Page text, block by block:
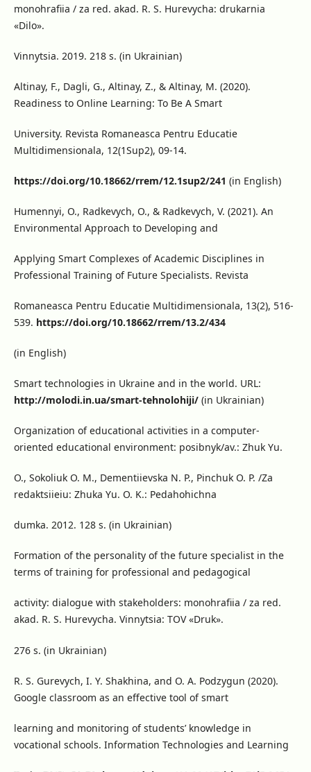
monohrafiia / za red. akad. R. S. Hurevycha: drukarnia
«Dilo».
Vinnytsia. 2019. 218 s. (in Ukrainian)
Altinay, F., Dagli, G., Altinay, Z., & Altinay, M. (2020).
Readiness to Online Learning: To Be A Smart
University. Revista Romaneasca Pentru Educatie
Multidimensionala, 12(1Sup2), 09-14.
https://doi.org/10.18662/rrem/12.1sup2/241 (in English)
Humennyi, O., Radkevych, O., & Radkevych, V. (2021). An
Environmental Approach to Developing and
Applying Smart Complexes of Academic Disciplines in
Professional Training of Future Specialists. Revista
Romaneasca Pentru Educatie Multidimensionala, 13(2), 516-
539. https://doi.org/10.18662/rrem/13.2/434
(in English)
Smart technologies in Ukraine and in the world. URL:
http://molodi.in.ua/smart-tehnolohiji/(in Ukrainian)
Organization of educational activities in a computer-
oriented educational environment: posibnyk/av.: Zhuk Yu.
O., Sokoliuk O. M., Dementiievska N. P., Pinchuk O. P. /Za
redaktsiieiu: Zhuka Yu. O. K.: Pedahohichna
dumka. 2012. 128 s. (in Ukrainian)
Formation of the personality of the future specialist in the
terms of training for professional and pedagogical
activity: dialogue with stakeholders: monohrafiia / za red.
akad. R. S. Hurevycha. Vinnytsia: TOV «Druk».
276 s. (in Ukrainian)
R. S. Gurevych, I. Y. Shakhina, and O. A. Podzygun (2020).
Google classroom as an effective tool of smart
learning and monitoring of students’ knowledge in
vocational schools. Information Technologies and Learning